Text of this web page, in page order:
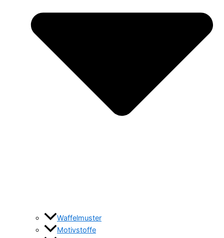
Waffelmuster
Motivstoffe